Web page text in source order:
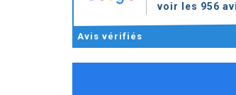
voir les 956
Avis vérifiés